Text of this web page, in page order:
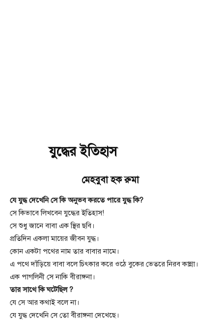
যুদ্ধের ইতিহাস
মেহবুবা হক রুমা
যে যুদ্ধ দেখেনি সে কি অনুভব করতে পারে যুদ্ধ কি?
সে কিভাবে লিখবেন যুদ্ধের ইতিহাস!
সে শুধু জানে বাবা এক স্থির ছবি।
প্রতিদিন একলা মায়ের জীবন যুদ্ধ।
কোন একটা পথের নাম তার বাবার নামে।
এ পথে দাঁড়িয়ে বাবা বলে চিৎকার করে ওঠে বুকের ভেতরে নিরব কান্না।
এক পাগলিনী সে নাকি বীরাঙ্গনা।
তার সাথে কি ঘটেছিল ?
যে সে আর কথাই বলে না।
যে যুদ্ধ দেখেনি সে তো বীরাঙ্গনা দেখেছে।